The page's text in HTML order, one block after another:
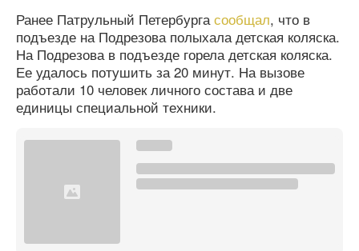
Ранее Патрульный Петербургасообщал, что в
подъезде на Подрезова полыхала детская коляска.
На Подрезова в подъезде горела детская коляска.
Ее удалось потушить за 20 минут. На вызове
работали 10 человек личного состава и две
единицы специальной техники.